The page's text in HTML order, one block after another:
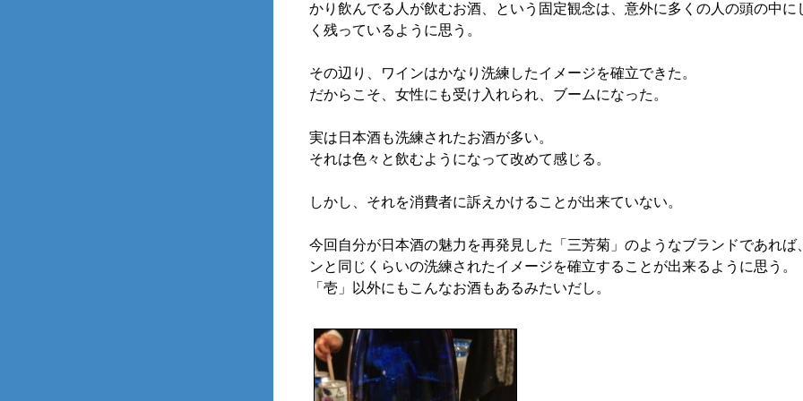
かり飲んでる人が飲むお酒、という固定観念は、意外に多くの人の頭の中に
く残っているように思う。
その辺り、ワインはかなり洗練したイメージを確立できた。
だからこそ、女性にも受け入れられ、ブームになった。
実は日本酒も洗練されたお酒が多い。
それは色々と飲むようになって改めて感じる。
しかし、それを消費者に訴えかけることが出来ていない。
今回自分が日本酒の魅力を再発見した「三芳菊」のようなブランドであれば
ンと同じくらいの洗練されたイメージを確立することが出来るように思う。
「壱」以外にもこんなお酒もあるみたいだし。